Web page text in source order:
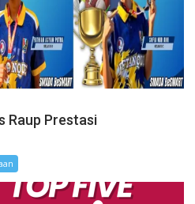
Raup Prestasi